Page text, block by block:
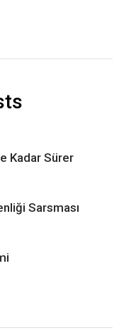
Kadar Sürer
Sarsması